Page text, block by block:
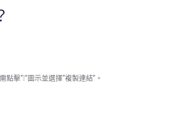
擊“⁝”圖示並選擇“複製連結”。